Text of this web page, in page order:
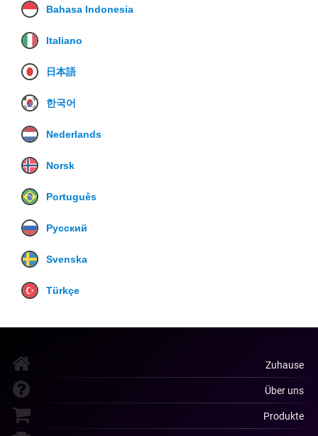
Bahasa Indonesia
Italiano
日本語
한국어
Nederlands
Norsk
Português
Русский
Svenska
Türkçe
Zuhause
Über uns
Produkte